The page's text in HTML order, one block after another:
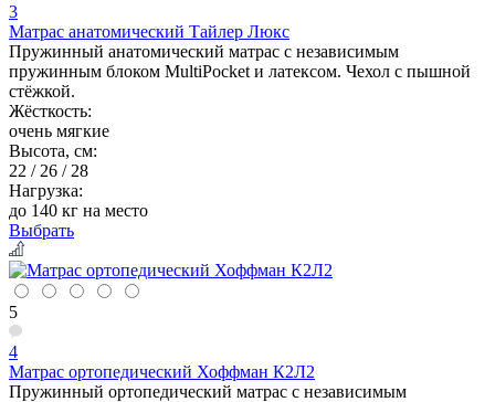
3
Матрас анатомический Тайлер Люкс
Пружинный анатомический матрас с независимым
пружинным блоком MultiPocket и латексом. Чехол с пышной
стёжкой.
Жёсткость:
очень мягкие
Высота, см:
22 / 26 / 28
Нагрузка:
до 140 кг на место
Выбрать
5
4
Матрас ортопедический Хоффман К2Л2
Пружинный ортопедический матрас с независимым